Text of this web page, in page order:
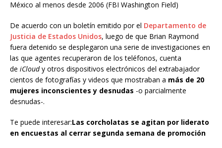
México al menos desde 2006 (FBI Washington Field)
De acuerdo con un boletín emitido por el Departamento de
Justicia de Estados Unidos, luego de que Brian Raymond
fuera detenido se desplegaron una serie de investigaciones en
las que agentes recuperaron de los teléfonos, cuenta
de iCloudy otros dispositivos electrónicos del extrabajador
cientos de fotografías y videos que mostraban a más de 20
mujeres inconscientes y desnudas -o parcialmente
desnudas-.
Te puede interesar:Las corcholatas se agitan por liderato
en encuestas al cerrar segunda semana de promoción